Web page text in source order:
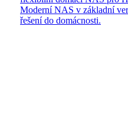
Moderní NAS v základní
řešení do domácnosti.